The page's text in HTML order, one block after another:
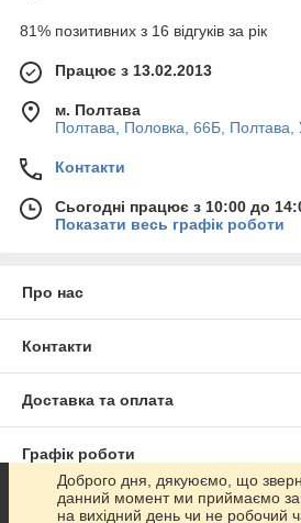
81% позитивних з 16 відгуків за рік
Працює з 13.02.2013
м. Полтава
Полтава, Половка, 66Б, Полтава,
Контакти
Сьогодні працює з 10:00 до
Показати весь графік роботи
Про нас
Контакти
Доставка та оплата
Графік роботи
Повна версія сайту
Доброго дня, дякуюємо, що
данний момент ми приймаємо
на вихідний день чи не робочий